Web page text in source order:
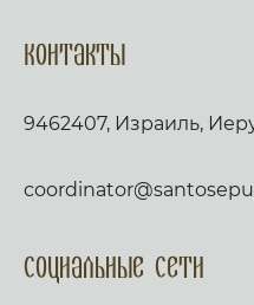
Контакты
9462407, Израиль,
Социальные сети